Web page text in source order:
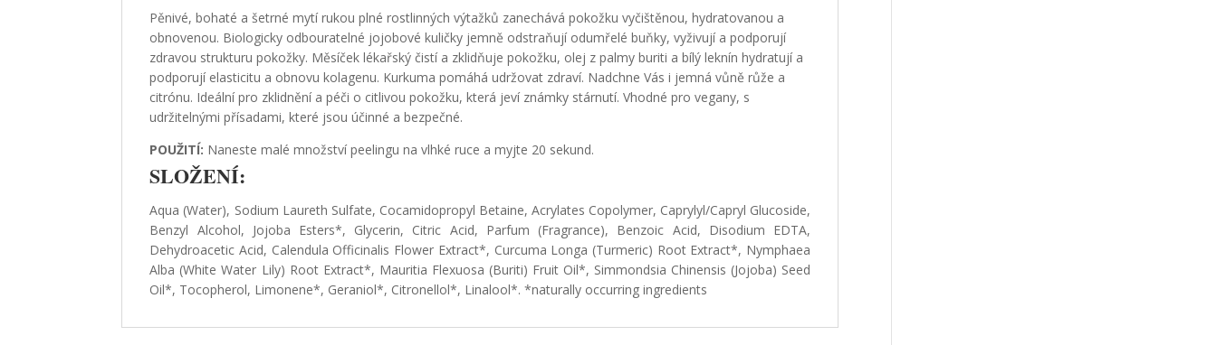
Pěnivé, bohaté a šetrné mytí rukou plné rostlinných výtažků zanechává pokožku vyčištěnou, hydratovanou a
obnovenou. Biologicky odbouratelné jojobové kuličky jemně odstraňují odumřelé buňky, vyživují a podporují
zdravou strukturu pokožky. Měsíček lékařský čistí a zklidňuje pokožku, olej z palmy buriti a bílý leknín hydratují a
podporují elasticitu a obnovu kolagenu. Kurkuma pomáhá udržovat zdraví. Nadchne Vás i jemná vůně růže a
citrónu. Ideální pro zklidnění a péči o citlivou pokožku, která jeví známky stárnutí. Vhodné pro vegany, s
udržitelnými přísadami, které jsou účinné a bezpečné.
POUŽITÍ: Naneste malé množství peelingu na vlhké ruce a myjte 20 sekund.
SLOŽENÍ:
Aqua (Water), Sodium Laureth Sulfate, Cocamidopropyl Betaine, Acrylates Copolymer, Caprylyl/Capryl Glucoside,
Benzyl Alcohol, Jojoba Esters*, Glycerin, Citric Acid, Parfum (Fragrance), Benzoic Acid, Disodium EDTA,
Dehydroacetic Acid, Calendula Officinalis Flower Extract*, Curcuma Longa (Turmeric) Root Extract*, Nymphaea
Alba (White Water Lily) Root Extract*, Mauritia Flexuosa (Buriti) Fruit Oil*, Simmondsia Chinensis (Jojoba) Seed
Oil*, Tocopherol, Limonene*, Geraniol*, Citronellol*, Linalool*. *naturally occurring ingredients